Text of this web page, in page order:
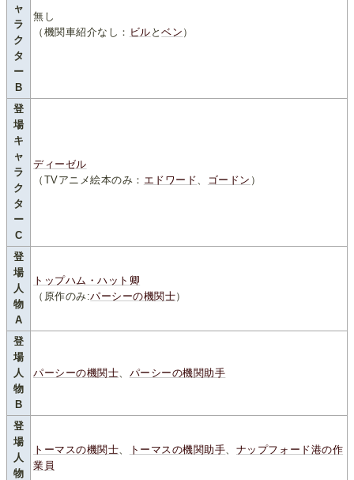
ャ
ラ
ク
タ
ー
B
無し
（機関車紹介なし： ビル とベン ）
登
場
キ
ャ
ラ
ク
タ
ー
C
ディーゼル
（TVアニメ絵本のみ： エドワード ゴードン ）
登
場
人
物
A
トップハム・ハット卿
（原作のみ:パーシーの機関士）
登
場
人
物
B
パーシーの機関士 パーシーの機関助手
登
場
人
物
トーマスの機関士 トーマスの機関助手
ナップフォード港の作
業員